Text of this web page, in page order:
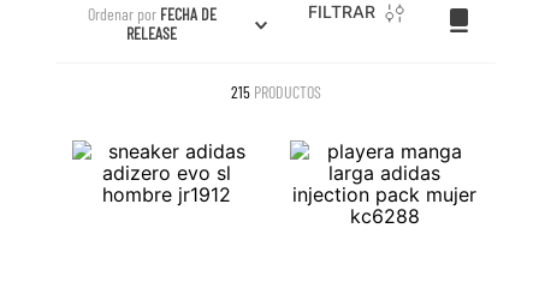
Ordenar por FECHA DE
RELEASE
FILTRAR
215 PRODUCTOS